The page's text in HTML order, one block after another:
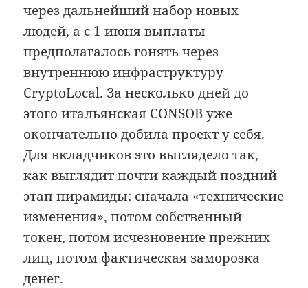
через дальнейший набор новых
людей, а с 1 июня выплаты
предполагалось гонять через
внутреннюю инфраструктуру
CryptoLocal. За несколько дней до
этого итальянская CONSOB уже
окончательно добила проект у себя.
Для вкладчиков это выглядело так,
как выглядит почти каждый поздний
этап пирамиды: сначала «технические
изменения», потом собственный
токен, потом исчезновение прежних
лиц, потом фактическая заморозка
денег.